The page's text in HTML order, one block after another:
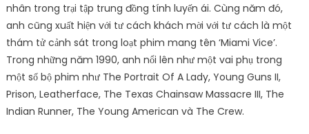
nhân trong trại tập trung đồng tính luyến ái. Cùng năm đó,
anh cũng xuất hiện với tư cách khách mời với tư cách là một
thám tử cảnh sát trong loạt phim mang tên ‘Miami Vice’.
Trong những năm 1990, anh nổi lên như một vai phụ trong
một số bộ phim như The Portrait Of A Lady, Young Guns II,
Prison, Leatherface, The Texas Chainsaw Massacre III, The
Indian Runner, The Young American và The Crew.